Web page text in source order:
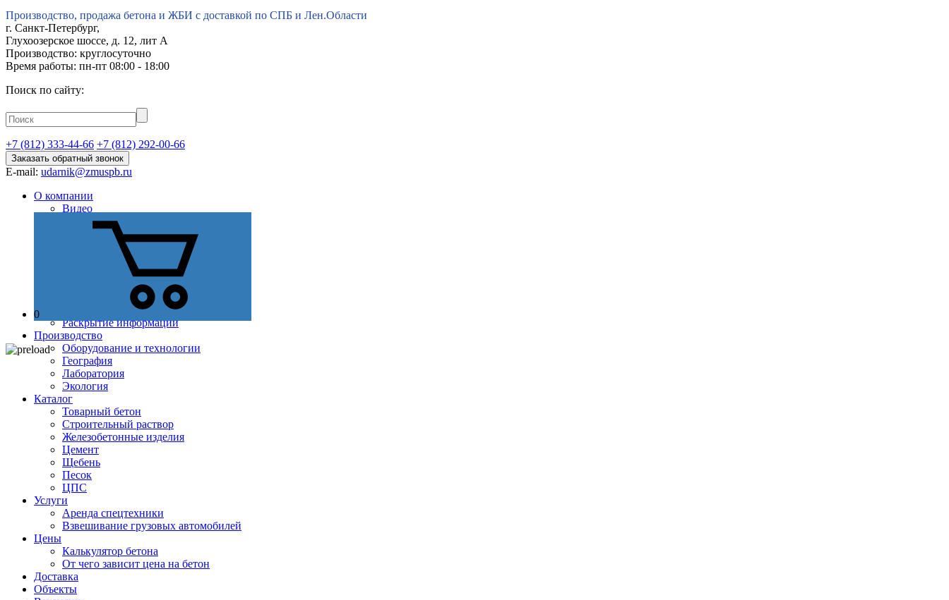
Производство, продажа бетона и ЖБИ с доставкой по СПБ и Лен.Области
г. Санкт-Петербург,
Глухоозерское шоссе, д. 12, лит А
Производство: круглосуточно
Время работы: пн-пт 08:00 - 18:00
Поиск по сайту:
+7 (812) 333-44-66 +7 (812) 292-00-66
Заказать обратный звонок
E-mail: udarnik@zmuspb.ru
О компании
Видео
История
Сертификаты и лицензии
Наши преимущества
Раскрытие информации
Производство
Оборудование и технологии
География
Лаборатория
Экология
Каталог
Товарный бетон
Строительный раствор
Железобетонные изделия
Цемент
Щебень
Песок
ЦПС
Услуги
Аренда спецтехники
Взвешивание грузовых автомобилей
Цены
Калькулятор бетона
От чего зависит цена на бетон
Доставка
Объекты
0